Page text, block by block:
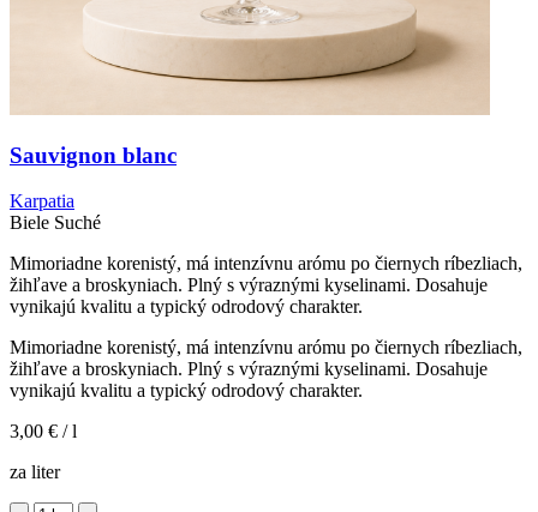
Sauvignon blanc
Karpatia
Biele Suché
Mimoriadne korenistý, má intenzívnu arómu po čiernych ríbezliach,
žihľave a broskyniach. Plný s výraznými kyselinami. Dosahuje
vynikajú kvalitu a typický odrodový charakter.
Mimoriadne korenistý, má intenzívnu arómu po čiernych ríbezliach,
žihľave a broskyniach. Plný s výraznými kyselinami. Dosahuje
vynikajú kvalitu a typický odrodový charakter.
3,00 € / l
za liter